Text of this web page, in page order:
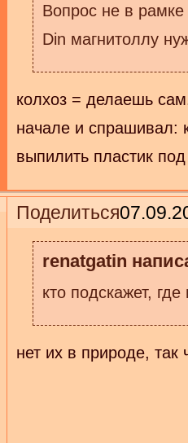
Вопрос не в
Din магнитоллу
колхоз = делаешь
начале и спрашивал:
выпилить пластик
Поделиться
renatgatin
кто подскажет,
нет их в природе, так